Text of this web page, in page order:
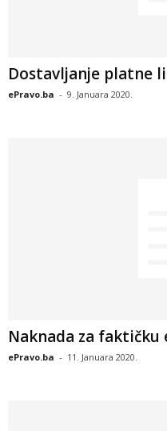
Dostavljanje platne
ePravo.ba - 9. Januara 2020.
Naknada za
ePravo.ba - 11. Januara 2020.